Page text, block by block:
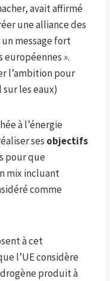
avait affirmé
une alliance des
un message fort
».
l’ambition pour
les eaux)
à l’énergie
ses objectifs
pour que
mix incluant
comme
à cet
l’UE considère
produit à